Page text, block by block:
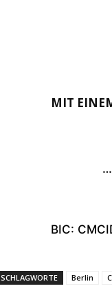
MIT
BIC:
SCHLAGWORTE Berlin